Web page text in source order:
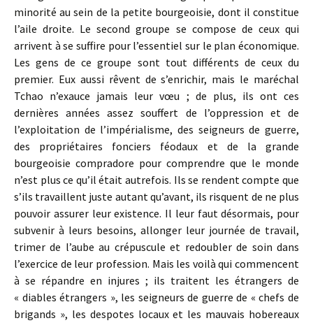
minorité au sein de la petite bourgeoisie, dont il constitue
l’aile droite. Le second groupe se compose de ceux qui
arrivent à se suffire pour l’essentiel sur le plan économique.
Les gens de ce groupe sont tout différents de ceux du
premier. Eux aussi rêvent de s’enrichir, mais le maréchal
Tchao n’exauce jamais leur vœu ; de plus, ils ont ces
dernières années assez souffert de l’oppression et de
l’exploitation de l’impérialisme, des seigneurs de guerre,
des propriétaires fonciers féodaux et de la grande
bourgeoisie compradore pour comprendre que le monde
n’est plus ce qu’il était autrefois. Ils se rendent compte que
s’ils travaillent juste autant qu’avant, ils risquent de ne plus
pouvoir assurer leur existence. Il leur faut désormais, pour
subvenir à leurs besoins, allonger leur journée de travail,
trimer de l’aube au crépuscule et redoubler de soin dans
l’exercice de leur profession. Mais les voilà qui commencent
à se répandre en injures ; ils traitent les étrangers de
« diables étrangers », les seigneurs de guerre de « chefs de
brigands », les despotes locaux et les mauvais hobereaux